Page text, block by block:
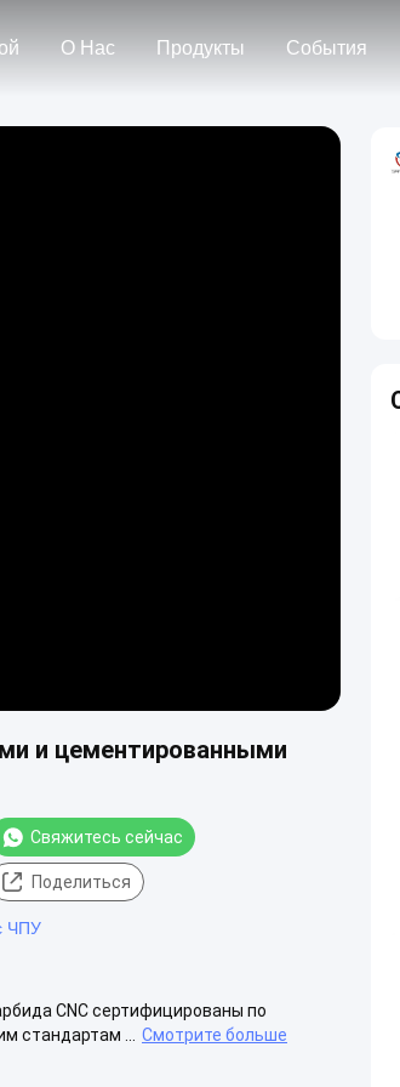
О Нас Продукты События
и цементированными
Свяжитесь сейчас
Поделиться
ЧПУ
CNC сертифицированы по
стандартам ...
Смотрите больше